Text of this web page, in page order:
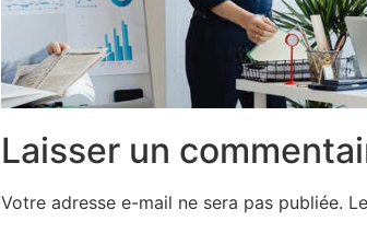
Laisser un
Votre adresse e-mail ne sera pas publiée.